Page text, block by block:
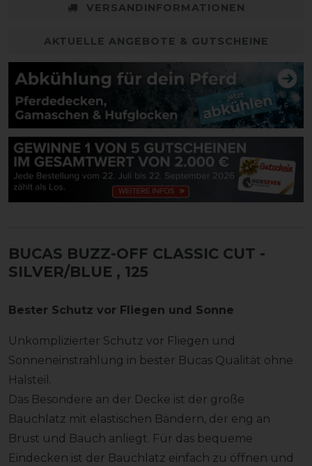
VERSANDINFORMATIONEN
AKTUELLE ANGEBOTE & GUTSCHEINE
BUCAS BUZZ-OFF CLASSIC CUT -
SILVER/BLUE , 125
Bester Schutz vor Fliegen und Sonne
Unkomplizierter Schutz vor Fliegen und
Sonneneinstrahlung in bester Bucas Qualität ohne
Halsteil.
Das Besondere an der Decke ist der große
Bauchlatz mit elastischen Bändern, der eng an
Brust und Bauch anliegt. Für das bequeme
Eindecken ist der Bauchlatz einfach zu öffnen und